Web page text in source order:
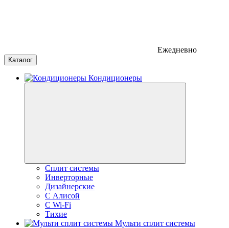
Ежедневно
Каталог
Кондиционеры
Сплит системы
Инверторные
Дизайнерские
С Алисой
C Wi-Fi
Тихие
Мульти сплит системы